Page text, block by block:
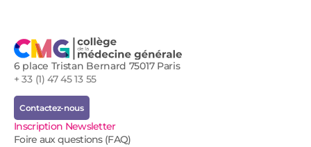
6 place Tristan Bernard 75017 Paris
+ 33 (1) 47 45 13 55
Contactez-nous
Inscription Newsletter
Foire aux questions (FAQ)